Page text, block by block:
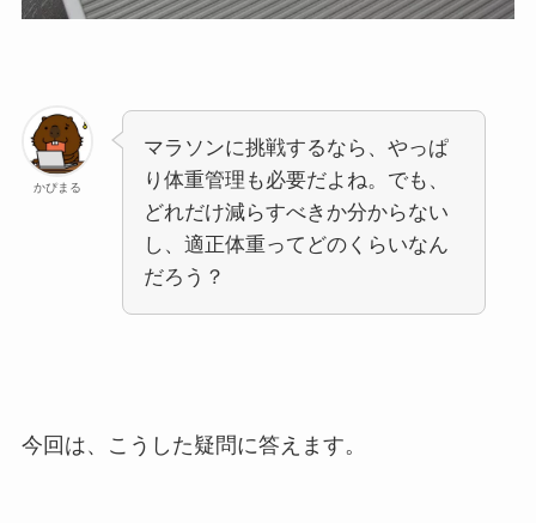
かぴまる
マラソンに挑戦するなら、やっぱ
り体重管理も必要だよね。でも、
どれだけ減らすべきか分からない
し、適正体重ってどのくらいなん
だろう？
今回は、こうした疑問に答えます。